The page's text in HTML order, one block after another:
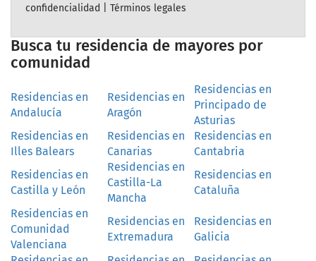
confidencialidad
Términos legales
Busca tu residencia de mayores por
comunidad
Residencias en
Andalucía
Residencias en
Aragón
Residencias en
Principado de
Asturias
Residencias en
Illes Balears
Residencias en
Canarias
Residencias en
Cantabria
Residencias en
Castilla y León
Residencias en
Castilla-La
Mancha
Residencias en
Cataluña
Residencias en
Comunidad
Valenciana
Residencias en
Extremadura
Residencias en
Galicia